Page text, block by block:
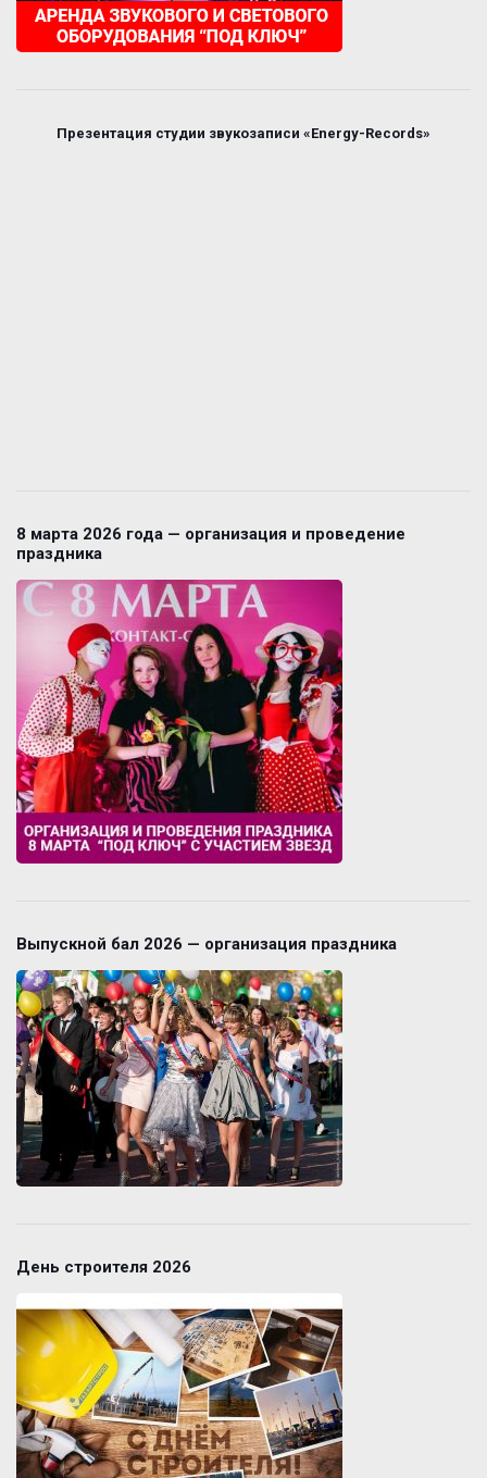
Презентация студии звукозаписи «Energy-Records»
8 марта 2026 года — организация и проведение
праздника
Выпускной бал 2026 — организация праздника
День строителя 2026